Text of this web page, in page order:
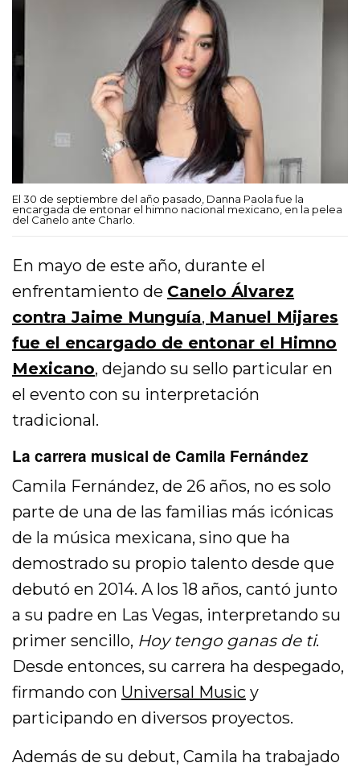
El 30 de septiembre del año pasado, Danna Paola fue la
encargada de entonar el himno nacional mexicano, en la pelea
del Canelo ante Charlo.
En mayo de este año, durante el
enfrentamiento de Canelo Álvarez
contra Jaime Munguía, Manuel Mijares
fue el encargado de entonar el Himno
Mexicano, dejando su sello particular en
el evento con su interpretación
tradicional.
La carrera musical de Camila Fernández
Camila Fernández, de 26 años, no es solo
parte de una de las familias más icónicas
de la música mexicana, sino que ha
demostrado su propio talento desde que
debutó en 2014. A los 18 años, cantó junto
a su padre en Las Vegas, interpretando su
primer sencillo, Hoy tengo ganas de ti.
Desde entonces, su carrera ha despegado,
firmando con Universal Music y
participando en diversos proyectos.
Además de su debut, Camila ha trabajado